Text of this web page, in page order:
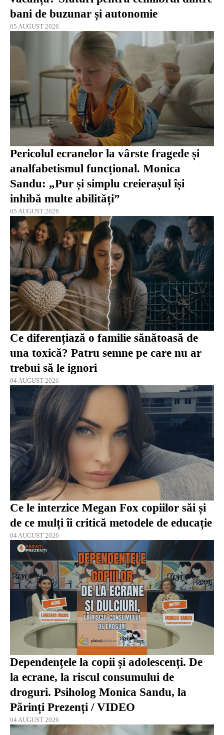
bani de buzunar și autonomie
05 AUGUST 2026
Pericolul ecranelor la vârste fragede și
analfabetismul funcțional. Monica
Sandu: „Pur și simplu creierașul își
inhibă multe abilități”
05 AUGUST 2026
Ce diferențiază o familie sănătoasă de
una toxică? Patru semne pe care nu ar
trebui să le ignori
04 AUGUST 2026
Ce le interzice Megan Fox copiilor săi și
de ce mulți îi critică metodele de educație
04 AUGUST 2026
Dependențele la copii și adolescenți. De
la ecrane, la riscul consumului de
droguri. Psiholog Monica Sandu, la
Părinți Prezenți / VIDEO
04 AUGUST 2026